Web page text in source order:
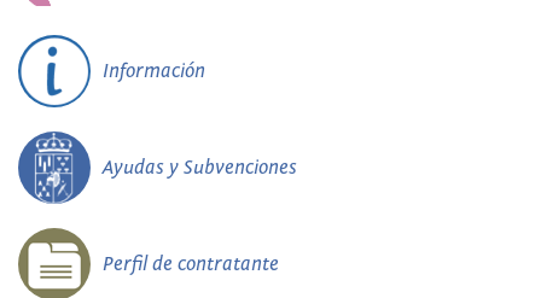
Información
Ayudas y Subvenciones
Perfil de contratante